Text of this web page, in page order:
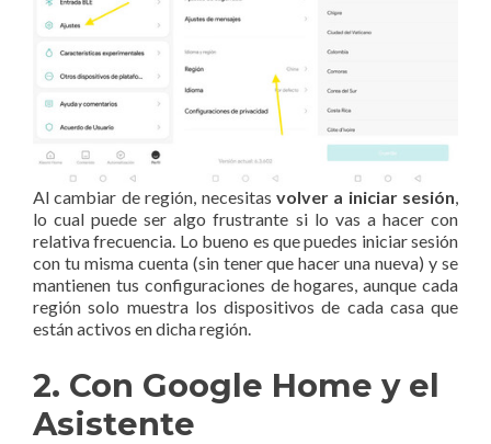
Al cambiar de región, necesitas volver a iniciar sesión,
lo cual puede ser algo frustrante si lo vas a hacer con
relativa frecuencia. Lo bueno es que puedes iniciar sesión
con tu misma cuenta (sin tener que hacer una nueva) y se
mantienen tus configuraciones de hogares, aunque cada
región solo muestra los dispositivos de cada casa que
están activos en dicha región.
2. Con Google Home y el
Asistente